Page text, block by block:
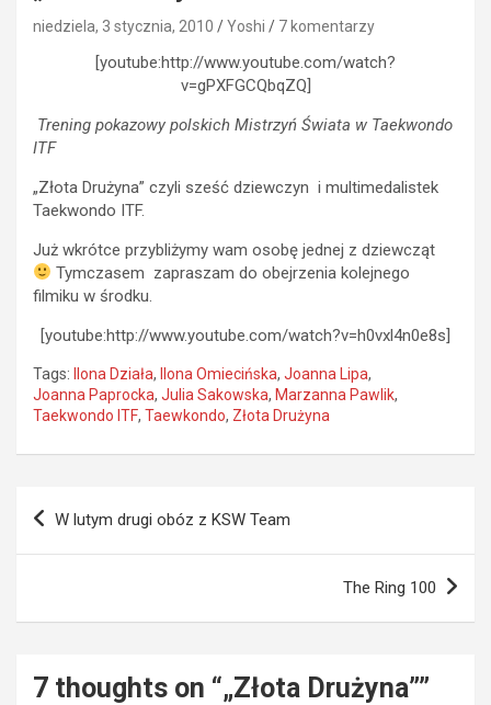
niedziela, 3 stycznia, 2010 Yoshi 7 komentarzy
[youtube:http://www.youtube.com/watch?
v=gPXFGCQbqZQ]
Trening pokazowy polskich Mistrzyń Świata w Taekwondo
ITF
„Złota Drużyna” czyli sześć dziewczyn i multimedalistek
Taekwondo ITF.
Już wkrótce przybliżymy wam osobę jednej z dziewcząt
Tymczasem zapraszam do obejrzenia kolejnego
filmiku w środku.
[youtube:http://www.youtube.com/watch?v=h0vxl4n0e8s]
Tags: Ilona Działa, Ilona Omiecińska, Joanna Lipa,
Joanna Paprocka, Julia Sakowska, Marzanna Pawlik,
Taekwondo ITF, Taewkondo, Złota Drużyna
Nawigacja
W lutym drugi obóz z KSW Team
The Ring 100
7 thoughts on “„Złota Drużyna””